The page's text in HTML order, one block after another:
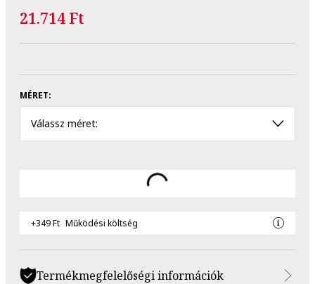
21.714 Ft
MÉRET:
Válassz méret:
+349 Ft Működési költség
Termékmegfelelőségi információk